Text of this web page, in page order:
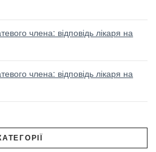
члена: відповідь лікаря на
члена: відповідь лікаря на